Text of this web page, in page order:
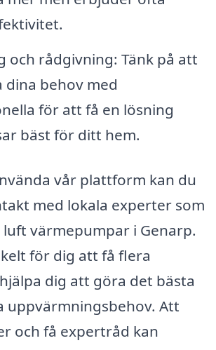
och rådgivning: Tänk på att
dina behov med
för att få en lösning
bäst för ditt hem.
vår plattform kan du
med lokala experter som
värmepumpar i Genarp.
för dig att få flera
dig att göra det bästa
uppvärmningsbehov. Att
och få expertråd kan